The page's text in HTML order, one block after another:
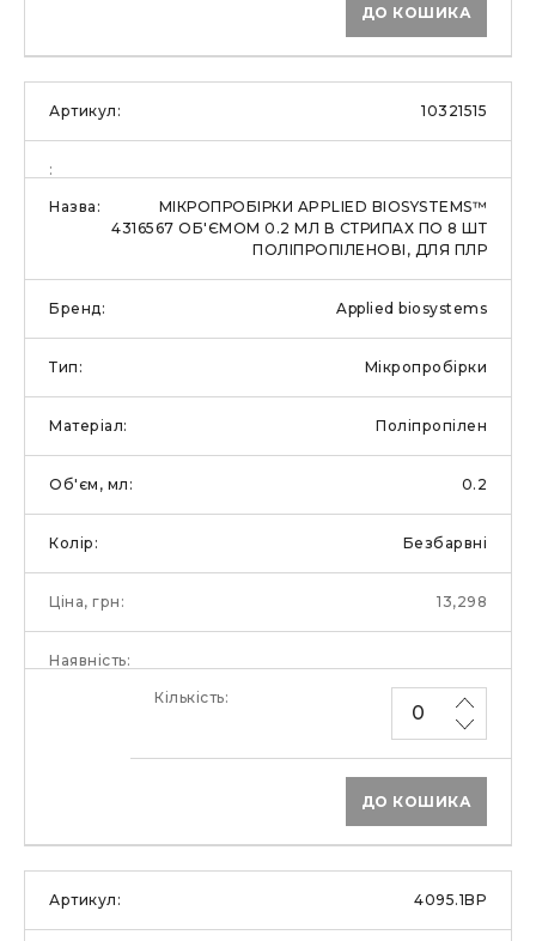
ДО КОШИКА
10321515
МІКРОПРОБІРКИ APPLIED BIOSYSTEMS™
4316567 ОБ'ЄМОМ 0.2 МЛ В СТРИПАХ ПО 8 ШТ
ПОЛІПРОПІЛЕНОВІ, ДЛЯ ПЛР
Applied biosystems
Мікропробірки
Поліпропілен
0.2
Безбарвні
13,298
ДО КОШИКА
4095.1BP